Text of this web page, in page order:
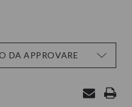
DA APPROVARE